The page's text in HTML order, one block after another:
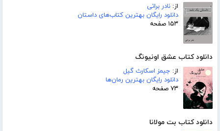
از: نادر براتی
دانلود رایگان بهترین کتاب‌های داستان
۱۵۳ صفحه
دانلود کتاب عشق اونیونگ
از: جیمز اسکارث گیل
دانلود رایگان بهترین رمان‌ها
۷۳ صفحه
دانلود کتاب بت مولانا